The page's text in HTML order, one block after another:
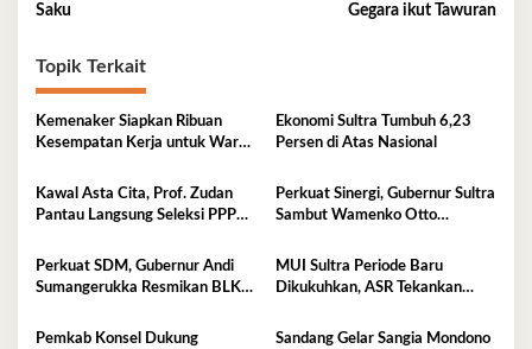
Saku
Gegara ikut Tawuran
Topik Terkait
Kemenaker Siapkan Ribuan
Kesempatan Kerja untuk Warga
Ekonomi Sultra Tumbuh 6,23
Persen di Atas Nasional
Kawal Asta Cita, Prof. Zudan
Pantau Langsung Seleksi PPPK
Perkuat Sinergi, Gubernur Sultra
Sambut Wamenko Otto
Perkuat SDM, Gubernur Andi
Sumangerukka Resmikan BLK
MUI Sultra Periode Baru
Dikukuhkan, ASR Tekankan
Perkuat Persatuan
Pemkab Konsel Dukung
Sandang Gelar Sangia Mondono